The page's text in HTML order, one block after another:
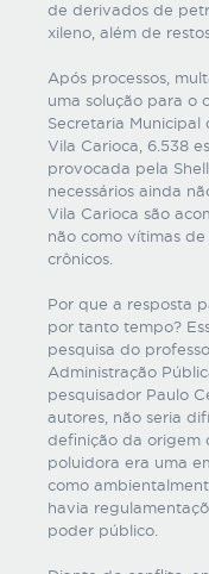
de derivados de
xileno, além de
Após processos,
uma solução para o
Secretaria Municipal
Vila Carioca, 6.538
provocada pela
necessários ainda
Vila Carioca são
não como vítimas
crônicos.
Por que a resposta
por tanto tempo?
pesquisa do
Administração
pesquisador Paulo
autores, não seria
definição da origem
poluidora era uma
como
havia
poder público.